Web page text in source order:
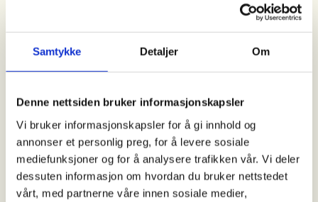
Samtykke Detaljer Om
Denne nettsiden bruker informasjonskapsler
Vi bruker informasjonskapsler for å gi innhold og
annonser et personlig preg, for å levere sosiale
mediefunksjoner og for å analysere trafikken vår. Vi deler
dessuten informasjon om hvordan du bruker nettstedet
vårt, med partnerne våre innen sosiale medier,
Turen er en del av konseptet "Aktiv til 100" som er
vekt på et sosialt og inkluderende fellesskap.
På onsdager går vi tur langs
Storelva i Arna. Turene går hver onsdag bortsett fra
i ferier og på offentlige høytidsdager. Turene varer
i ca. 2 timer, og går på grusvei og noen ganger i